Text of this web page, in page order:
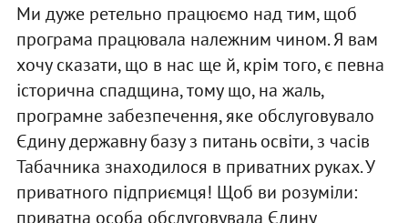
Ми дуже ретельно працюємо над тим, щоб
програма працювала належним чином. Я вам
хочу сказати, що в нас ще й, крім того, є певна
історична спадщина, тому що, на жаль,
програмне забезпечення, яке обслуговувало
Єдину державну базу з питань освіти, з часів
Табачника знаходилося в приватних руках. У
приватного підприємця! Щоб ви розуміли:
приватна особа обслуговувала Єдину